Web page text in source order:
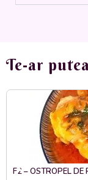
Te-ar
F2 – OSTROPEL DE